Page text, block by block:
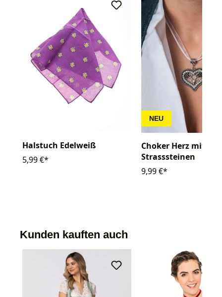
Halstuch Edelweiß
5,99 €*
NEU
Choker Herz mit
Strasssteinen
9,99 €*
Kunden kauften auch